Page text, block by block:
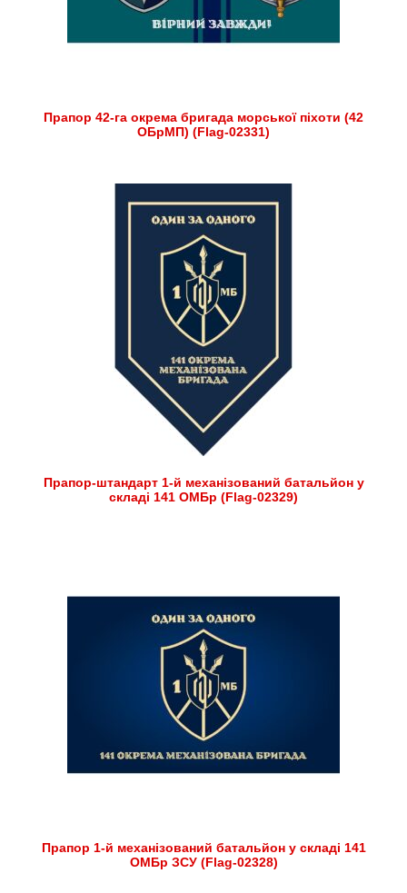
Прапор 42-га окрема бригада морської піхоти (42
ОБрМП) (Flag-02331)
Прапор-штандарт 1-й механізований батальйон у
складі 141 ОМБр (Flag-02329)
Прапор 1-й механізований батальйон у складі 141
ОМБр ЗСУ (Flag-02328)